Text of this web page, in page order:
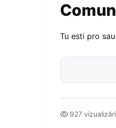
Tu esti pro
927 vizualizări